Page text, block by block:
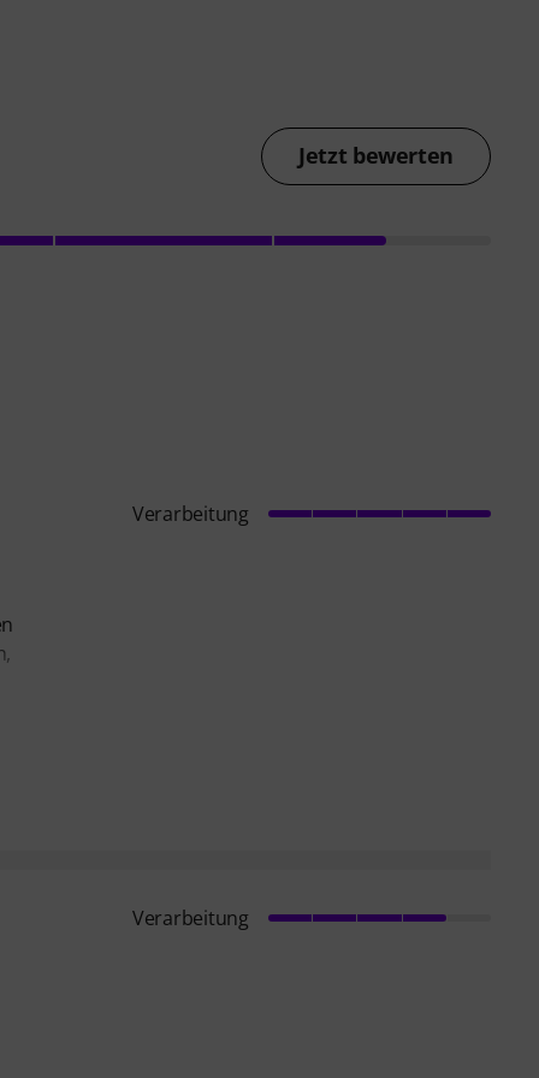
Jetzt bewerten
Verarbeitung
Verarbeitung